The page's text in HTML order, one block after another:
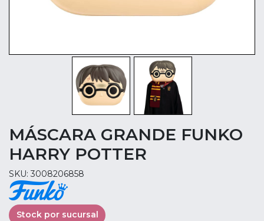
MÁSCARA GRANDE FUNKO
HARRY POTTER
SKU: 3008206858
Stock por sucursal